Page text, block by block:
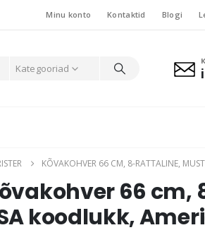
Minu konto Kontaktid Blogi
Kategooriad
KÕVAKOHVER 66 CM, 8-RATTALINE,
66
koodlukk,